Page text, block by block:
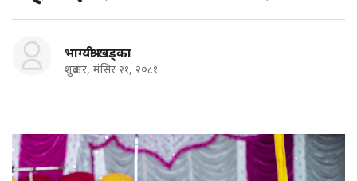
भाग्यश्री खड्का
शुक्रबार, मंसिर २१, २०८१